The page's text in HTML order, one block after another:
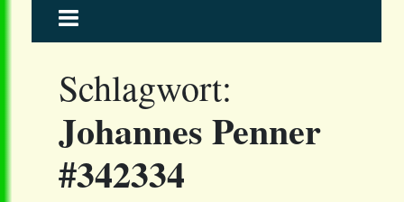
to
Schlagwort:
Johannes Penner
#342334